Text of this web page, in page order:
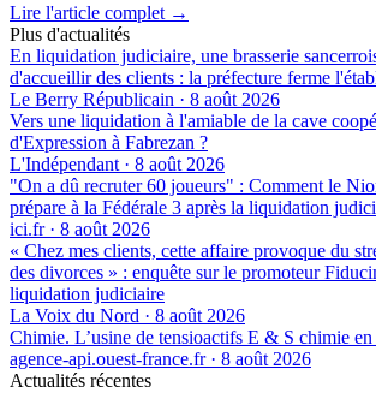
Lire l'article complet →
Plus d'actualités
En liquidation judiciaire, une brasserie
d'accueillir des clients : la préfecture ferme
Le Berry Républicain · 8 août 2026
Vers une liquidation à l'amiable de la cave
d'Expression à Fabrezan ?
L'Indépendant · 8 août 2026
"On a dû recruter 60 joueurs" : Comment le
prépare à la Fédérale 3 après la liquidation
ici.fr· 8 août 2026
« Chez mes clients, cette affaire provoque du
des divorces » : enquête sur le promoteur
liquidation judiciaire
La Voix du Nord · 8 août 2026
Chimie. L’usine de tensioactifs E & S chimie en
agence-api.ouest-france.fr· 8 août 2026
Actualités récentes